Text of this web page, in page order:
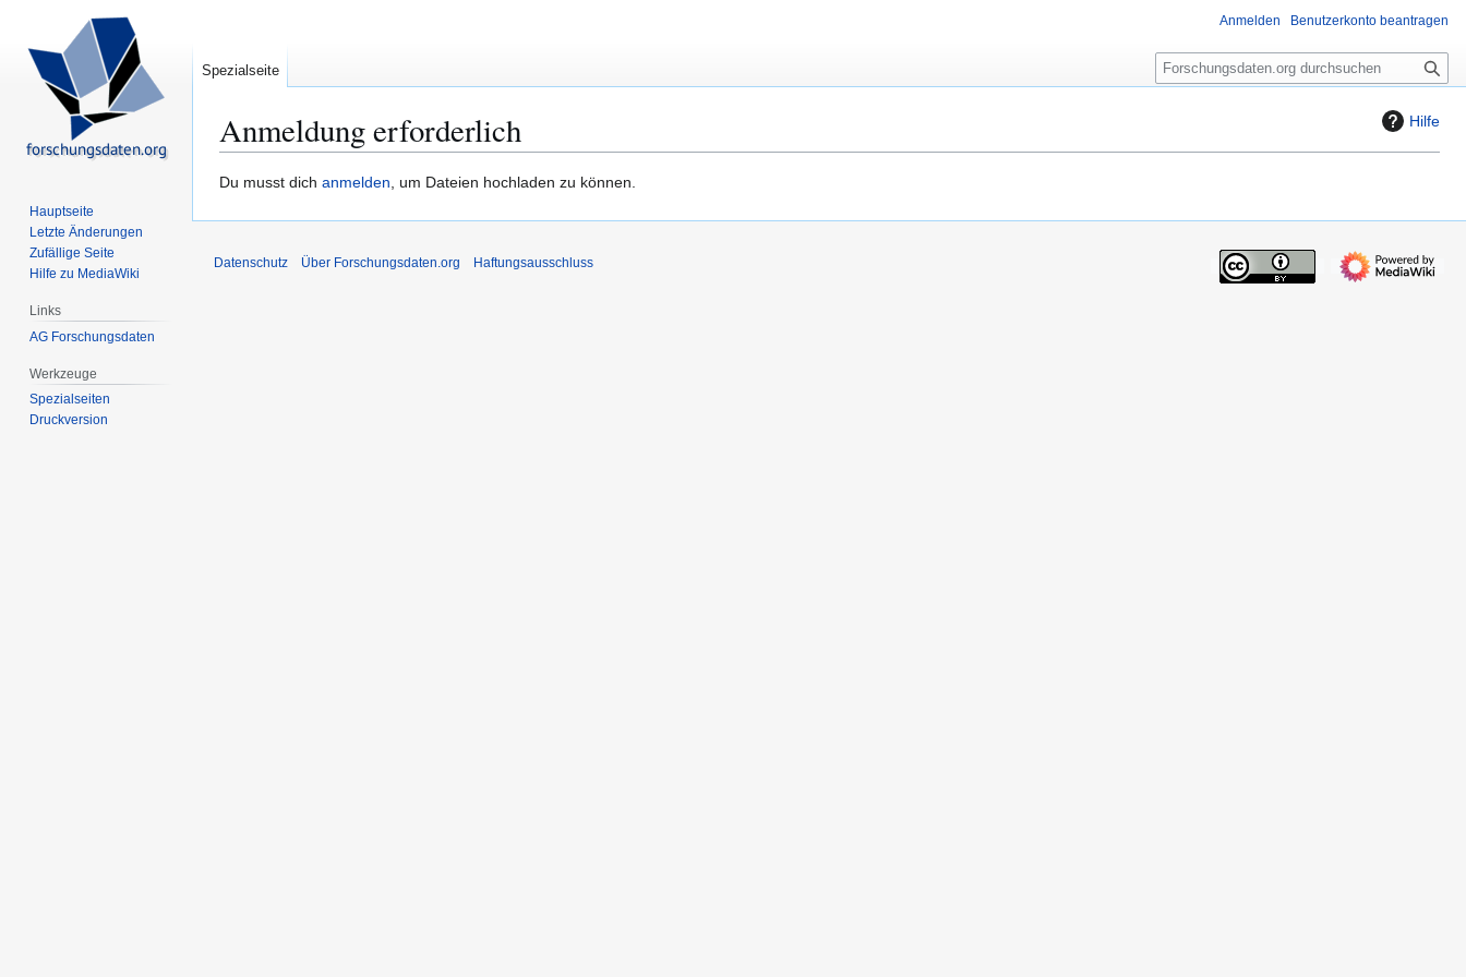
Hilfe
Anmeldung erforderlich
Zur
Zur
Du musst dich anmelden, um Dateien hochladen zu können.
Anmelden Benutzerkonto beantragen
Spezialseite
S
u
e
Hauptseite
Letzte Änderungen
Zufällige Seite
Hilfe zu MediaWiki
Links
AG Forschungsdaten
Werkzeuge
Spezialseiten
Druckversion
Datenschutz Über Forschungsdaten.org Haftungsausschluss